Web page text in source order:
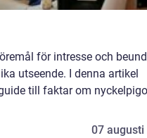
för intresse och
utseende. I denna artikel
till faktar om
07 augusti